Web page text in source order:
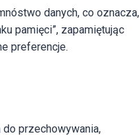
danych, co oznacza,
pamięci”, zapamiętując
preferencje.
przechowywania,